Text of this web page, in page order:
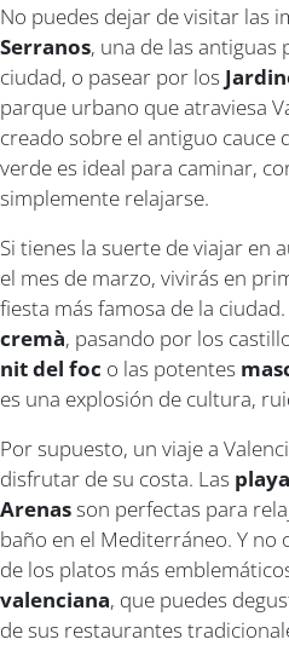
No puedes dejar de visitar las
Serranos, una de las antiguas
ciudad, o pasear por los
parque urbano que atraviesa
creado sobre el antiguo cauce
verde es ideal para caminar,
simplemente relajarse.
Si tienes la suerte de viajar en
el mes de marzo, vivirás en
fiesta más famosa de la
cremà, pasando por los
nit del foc o las potentes
es una explosión de cultura,
Por supuesto, un viaje a
disfrutar de su costa. Las
Arenasson perfectas para
baño en el Mediterráneo. Y no
de los platos más
valenciana, que puedes
de sus restaurantes